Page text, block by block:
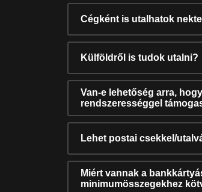
Cégként is utalhatok
Külföldről is tudok utalni?
Van-e lehetőség arra,
rendszerességgel
Lehet postai csekkel/
Miért vannak a
minimumösszegekhez